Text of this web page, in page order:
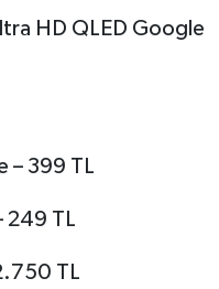
HD QLED Google
– 399 TL
249 TL
TL